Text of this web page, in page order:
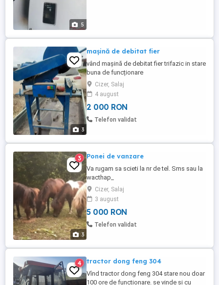
5
3
mașină de debitat fier
vând mașină de debitat fier trifazic in stare
buna de funcționare
Cizer, Salaj
4 august
2 000 RON
Telefon validat
3
3 Ponei de vanzare
Va rugam sa scieti la nr de tel. Sms sau la
wacthap_
Cizer, Salaj
3 august
5 000 RON
Telefon validat
4 tractor dong feng 304
Vînd tractor dong feng 304 stare nou doar
100 ore de functionare. se vinde si cu